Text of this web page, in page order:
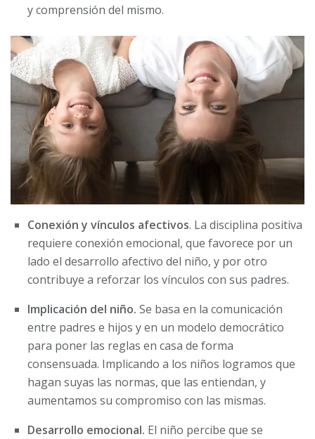
y comprensión del mismo.
Conexión y vínculos afectivos. La disciplina positiva
requiere conexión emocional, que favorece por un
lado el desarrollo afectivo del niño, y por otro
contribuye a reforzar los vínculos con sus padres.
Implicación del niño. Se basa en la comunicación
entre padres e hijos y en un modelo democrático
para poner las reglas en casa de forma
consensuada. Implicando a los niños logramos que
hagan suyas las normas, que las entiendan, y
aumentamos su compromiso con las mismas.
Desarrollo emocional. El niño percibe que se